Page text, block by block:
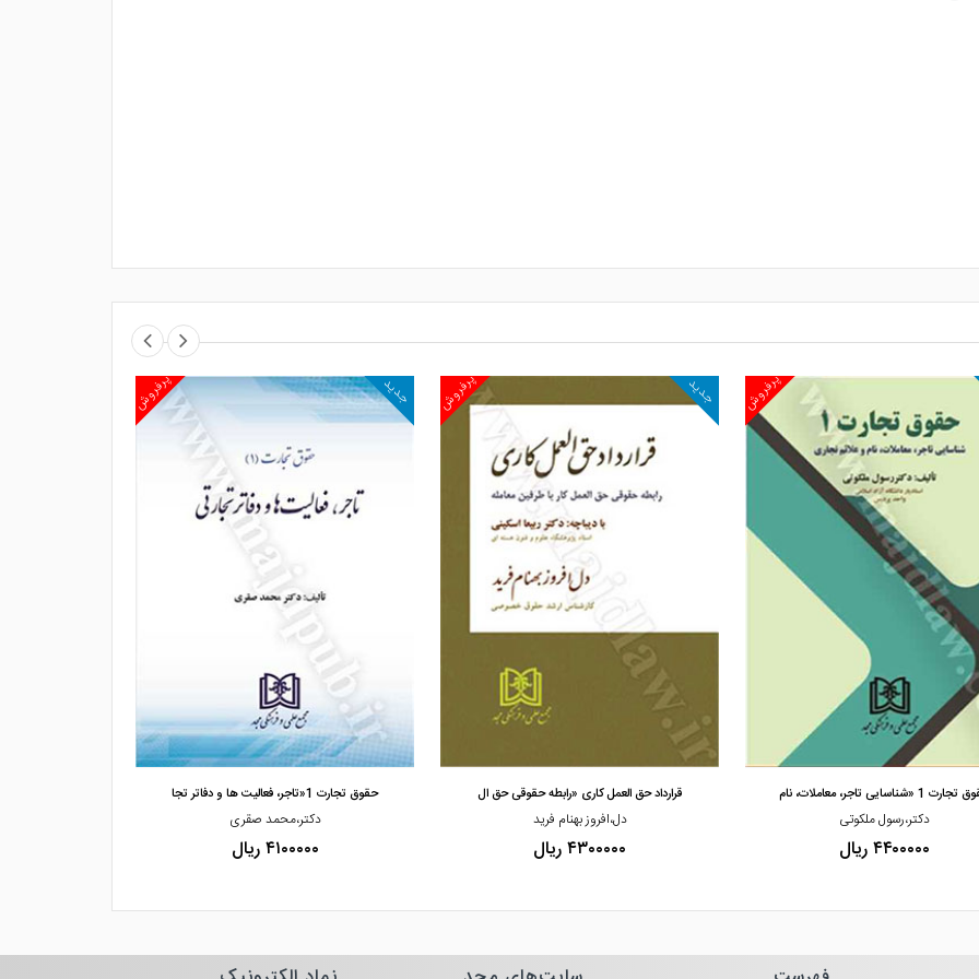
مشاهده و خرید
پرفروش
1 «شناسایی تاجر، معاملات، نام
دکتر،رسول ملکوتی
۴۴۰۰۰۰۰ ریال
پرفروش جدید
مشاهده و خرید
قرارداد حق العمل کاری «رابطه حقوقی حق ال
دل،افروز بهنام فرید
۴۳۰۰۰۰۰ ریال
پرفروش جدید
حقوق تجارت 1«تاجر، فعالیت ها و دفاتر تجا
دکتر،محمد صقری
۴۱۰۰۰۰۰ ریال